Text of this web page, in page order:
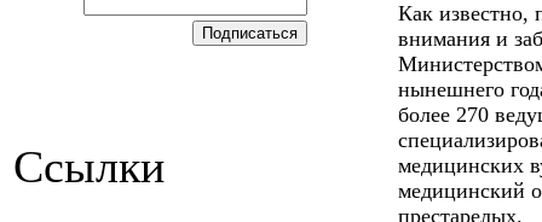
Ссылки
Как известно,
внимания и
нынешнего
более 270
медицинских
медицинский
престарелых.